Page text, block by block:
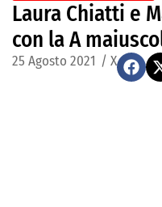
Laura Chiatti e
con la A
25 Agosto 2021 / X